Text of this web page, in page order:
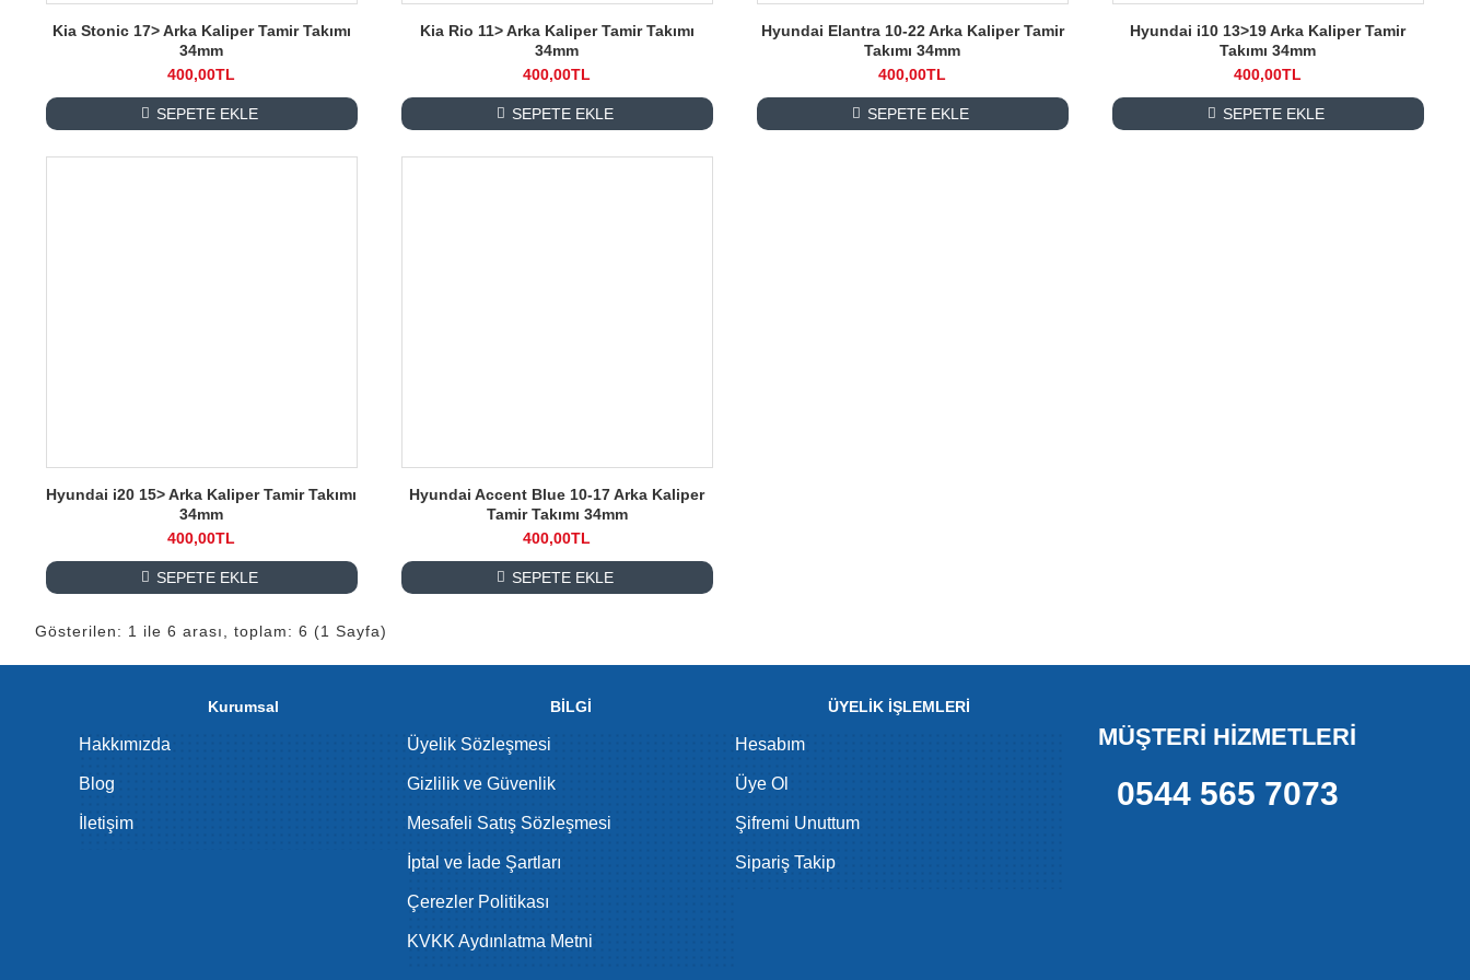
Kia Stonic 17> Arka Kaliper Tamir Takımı
34mm
400,00TL
SEPETE EKLE
Kia Rio 11> Arka Kaliper Tamir Takımı
34mm
400,00TL
SEPETE EKLE
Hyundai Elantra 10-22 Arka Kaliper Tamir
Takımı 34mm
400,00TL
SEPETE EKLE
Hyundai i10 13>19 Arka Kaliper Tamir
Takımı 34mm
400,00TL
SEPETE EKLE
Hyundai i20 15> Arka Kaliper Tamir Takımı
34mm
400,00TL
SEPETE EKLE
Hyundai Accent Blue 10-17 Arka Kaliper
Tamir Takımı 34mm
400,00TL
SEPETE EKLE
Gösterilen: 1 ile 6 arası, toplam: 6 (1 Sayfa)
Kurumsal
Hakkımızda
Blog
İletişim
BİLGİ
Üyelik Sözleşmesi
Gizlilik ve Güvenlik
Mesafeli Satış Sözleşmesi
İptal ve İade Şartları
Çerezler Politikası
KVKK Aydınlatma Metni
ÜYELİK İŞLEMLERİ
Hesabım
Üye Ol
Şifremi Unuttum
Sipariş Takip
MÜŞTERİ HİZMETLERİ
0544 565 7073